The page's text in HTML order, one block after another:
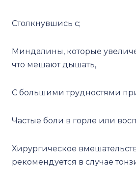
Столкнувшись с;
Миндалины, которые
что мешают дышать,
С большими трудностями
Частые боли в горле или
Хирургическое
рекомендуется в случае